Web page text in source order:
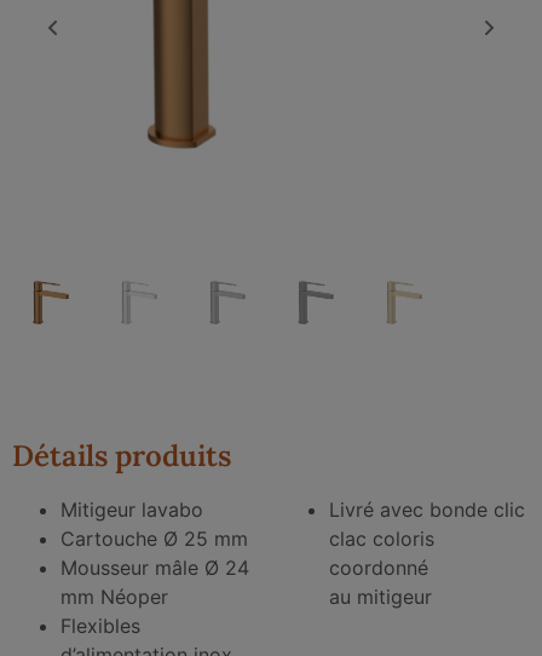
Détails produits
Mitigeur lavabo
Cartouche Ø 25 mm
Mousseur mâle Ø 24
mm Néoper
Flexibles
Livré avec bonde clic
clac coloris
coordonné
au mitigeur